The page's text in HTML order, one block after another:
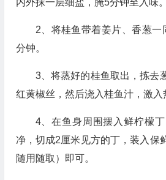
内外抹一层细盐，腌5分钟至入味。
2、将桂鱼带着姜片、香葱
分钟。
3、将蒸好的桂鱼取出，拣去
红黄椒丝，然后浇入桂鱼汁，激入
4、在鱼身周围摆入鲜柠檬
净，切成2厘米见方的丁，装入保
随用随取）即可。